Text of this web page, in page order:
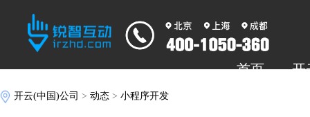
首页 开
开云(中国)公司 >动态 >小程序开发